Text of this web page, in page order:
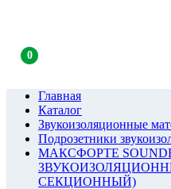
0
Главная
Каталог
Звукоизоляционные
Подрозетники
МАКСФОРТЕ
СЕКЦИОННЫЙ)